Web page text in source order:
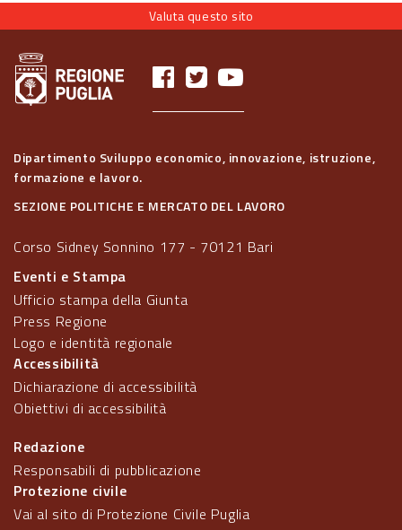
Valuta questo sito
Dipartimento Sviluppo economico, innovazione, istruzione,
formazione e lavoro.
SEZIONE POLITICHE E MERCATO DEL LAVORO
Corso Sidney Sonnino 177 - 70121 Bari
Eventi e Stampa
Ufficio stampa della Giunta
Press Regione
Logo e identità regionale
Accessibilità
Dichiarazione di accessibilità
Obiettivi di accessibilità
Redazione
Responsabili di pubblicazione
Protezione civile
Vai al sito di Protezione Civile Puglia